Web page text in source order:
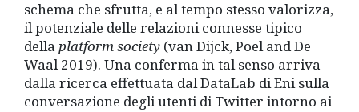
schema che sfrutta, e al tempo stesso valorizza,
il potenziale delle relazioni connesse tipico
della platform society (van Dijck, Poel and De
Waal 2019). Una conferma in tal senso arriva
dalla ricerca effettuata dal DataLab di Eni sulla
conversazione degli utenti di Twitter intorno ai